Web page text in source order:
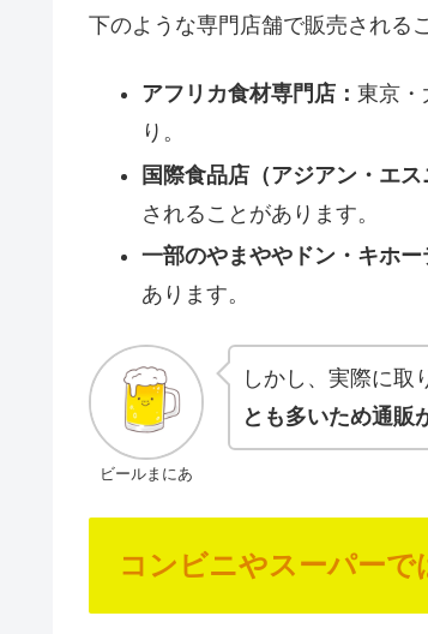
下のような専門店舗で販売される
アフリカ食材専門店： 東京・
り。
国際食品店（アジアン・エス
されることがあります。
一部のやまややドン・キホー
あります。
ビールまにあ
しかし、実際に取
とも多いため通販
コンビニやスーパーで